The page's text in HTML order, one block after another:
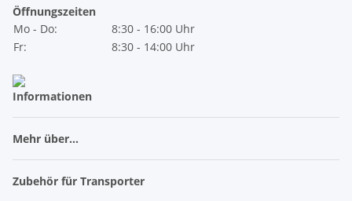
Öffnungszeiten
Mo - Do:
8:30 - 16:00 Uhr
Fr:
8:30 - 14:00 Uhr
Informationen
Mehr über...
Zubehör für Transporter